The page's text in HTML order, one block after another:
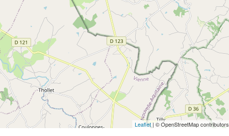
Leaflet| © OpenStreetMap contributors